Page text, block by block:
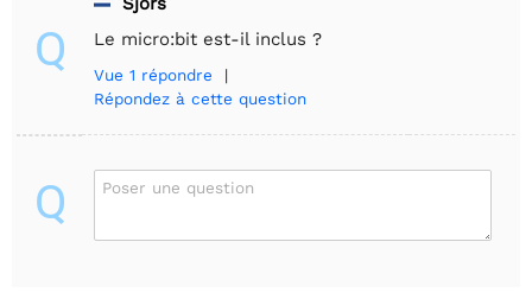
Q
Le micro:bit est-il inclus ?
Vue 1 répondre |
Répondez à cette question
Q Poser une question